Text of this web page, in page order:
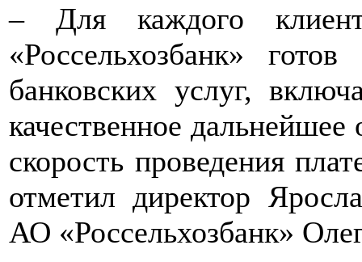
– Для каждого
«Россельхозбанк»
банковских услуг,
качественное
скорость проведения
отметил директор
АО «Россельхозбанк»